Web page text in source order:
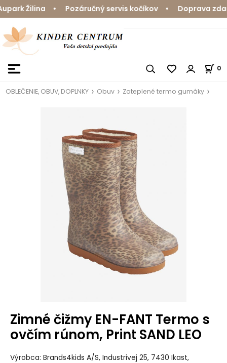
Žilina • Pozáručný servis kočíkov • Doprava
0
OBLEČENIE, OBUV, DOPLNKY Obuv Zateplené termo gumáky
Zimné čižmy EN-FANT Termo s
ovčím rúnom, Print SAND LEO
Výrobca: Brands4kids A/S, Industrivej 25, 7430 Ikast,